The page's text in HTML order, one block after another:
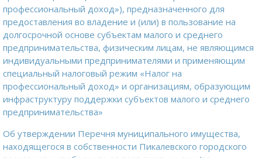
профессиональный доход»), предназначенного для
предоставления во владение и (или) в пользование на
долгосрочной основе субъектам малого и среднего
предпринимательства, физическим лицам, не являющимся
индивидуальными предпринимателями и применяющим
специальный налоговый режим «Налог на
профессиональный доход» и организациям, образующим
инфраструктуру поддержки субъектов малого и среднего
предпринимательства»
Об утверждении Перечня муниципального имущества,
находящегося в собственности Пикалевского городского